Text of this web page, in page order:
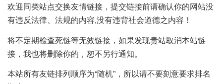
欢迎同类站点交换友情链接，提交链接前请确认你的网站没
有违反法律、法规的内容,没有违背社会道德之内容！
将不定期检查死链等无效链接，如果发现贵站取消本站链
接，我也将删除你的，恕不另行通知。
本站所有友链排列顺序为“随机”，所以请不要刻意要求排名